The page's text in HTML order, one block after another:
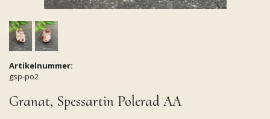
Artikelnummer:
gsp-po2
Granat, Spessartin Polerad AA